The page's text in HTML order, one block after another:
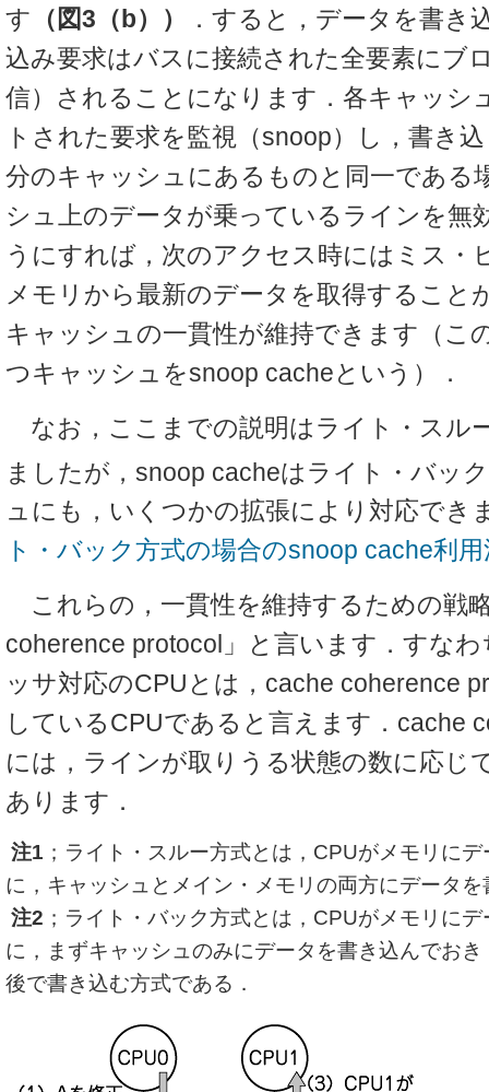
す （図3（b））
．すると，データを書き
込み要求はバスに接続された全要素にブ
信）されることになります．各キャッシ
トされた要求を監視（snoop）し，書き
分のキャッシュにあるものと同一である
シュ上のデータが乗っているラインを無
うにすれば，次のアクセス時にはミス・
メモリから最新のデータを取得すること
キャッシュの一貫性が維持できます（こ
つキャッシュをsnoop cacheという）．
なお，ここまでの説明はライト・スル
ましたが，snoop cacheはライト・バッ
ュにも，いくつかの拡張により対応でき
ト・バック方式の場合のsnoop cache利
これらの，一貫性を維持するための戦
coherence protocol」と言います．すな
ッサ対応のCPUとは，cache coherence
しているCPUであると言えます．cache
には，ラインが取りうる状態の数に応じ
あります．
注1 ；ライト・スルー方式とは，CPUがメモリに
に，キャッシュとメイン・メモリの両方にデータ
注2 ；ライト・バック方式とは，CPUがメモリに
に，まずキャッシュのみにデータを書き込んでお
後で書き込む方式である．